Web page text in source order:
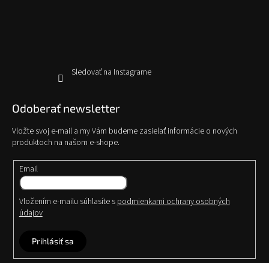
Sledovať na Instagrame
Odoberať newsletter
Vložte svoj e-mail a my Vám budeme zasielať informácie o nových
produktoch na našom e-shope.
Email
Vložením e-mailu súhlasíte s podmienkami ochrany osobných
údajov
Prihlásiť sa